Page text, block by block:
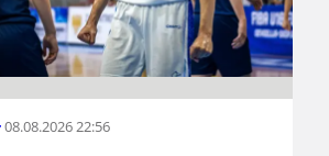
08.08.2026 22:56